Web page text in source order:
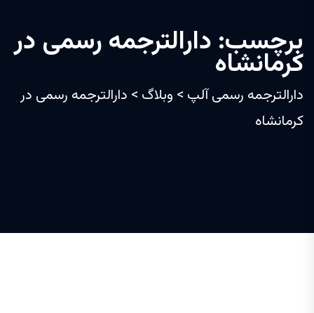
برچسب: دارالترجمه رسمی در
کرمانشاه
دارالترجمه رسمی آلپ > وبلاگ > دارالترجمه رسمی در
کرمانشاه